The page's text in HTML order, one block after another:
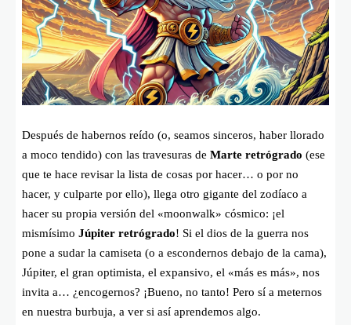
Después de habernos reído (o, seamos sinceros, haber llorado
a moco tendido) con las travesuras de Marte retrógrado (ese
que te hace revisar la lista de cosas por hacer… o por no
hacer, y culparte por ello), llega otro gigante del zodíaco a
hacer su propia versión del «moonwalk» cósmico: ¡el
mismísimo Júpiter retrógrado! Si el dios de la guerra nos
pone a sudar la camiseta (o a escondernos debajo de la cama),
Júpiter, el gran optimista, el expansivo, el «más es más», nos
invita a… ¿encogernos? ¡Bueno, no tanto! Pero sí a meternos
en nuestra burbuja, a ver si así aprendemos algo.